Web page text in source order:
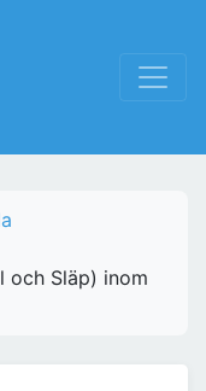
och Släp) inom